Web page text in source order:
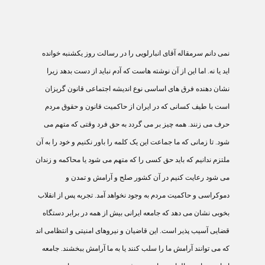
نمی دانم سرمقاله آقای انبارلويی را در رسالت روز يکشنبه خوانده
ايد يا نه. اما اين از آن نوشته هاست که آدم نبايد از دست بدهد زيرا
نشان دهنده فرق های اساسی نوع انديشه اجتماعی قانون گريزان
است با طيف کسانی که در ايران از حاکميت قانون و حقوق مردم
حرف می زنند. همه چيز بر می گردد به حق فرد وقتی که متهم می
شود. تا زمانی که ما جماعت اين يک کلمه را باور نکنيم و خود را به آن
ملتزم ندانيم که بايد حق کسی را که متهم می شود يا محاکمه و زندان
می شود رعايت کنيم در آن کشور صلح و آرامش و تمدن و
دموکراسی و حاکميت مردم به وجود نخواهد آمد. تجربه پس از انقلاب
بخوبی نشان می دهد که جامعه ايرانی بيش از همه در برابر دستگاه
قضايی آسيب پذير است. اين قاضيان و نيروهای امنيتی و انتظامی اند
که می توانند آرامش ما را سلب کنند يا به ما آرامش ببخشند. جامعه